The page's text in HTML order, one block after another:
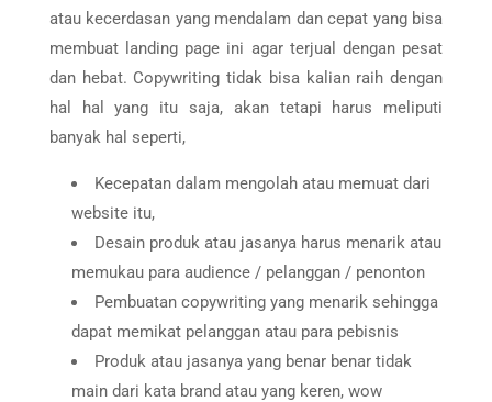
atau kecerdasan yang mendalam dan cepat yang bisa
membuat landing page ini agar terjual dengan pesat
dan hebat. Copywriting tidak bisa kalian raih dengan
hal hal yang itu saja, akan tetapi harus meliputi
banyak hal seperti,
Kecepatan dalam mengolah atau memuat dari
website itu,
Desain produk atau jasanya harus menarik atau
memukau para audience / pelanggan / penonton
Pembuatan copywriting yang menarik sehingga
dapat memikat pelanggan atau para pebisnis
Produk atau jasanya yang benar benar tidak
main dari kata brand atau yang keren, wow